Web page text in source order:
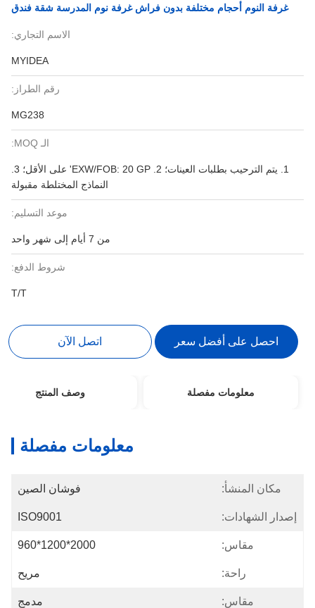
غرفة النوم أحجام مختلفة بدون فراش غرفة نوم المدرسة شقة فندق
الاسم التجاري:
MYIDEA
رقم الطراز:
MG238
الـ MOQ:
1. يتم الترحيب بطلبات العينات؛ 2. EXW/FOB: 20 ​​GP' على الأقل؛ 3.
النماذج المختلطة مقبولة
موعد التسليم:
من 7 أيام إلى شهر واحد
شروط الدفع:
T/T
احصل على أفضل سعر اتصل الآن
معلومات مفصلة وصف المنتج
معلومات مفصلة
مكان المنشأ: فوشان الصين
إصدار الشهادات: ISO9001
مقاس: 2000*1200*960
راحة: مريح
مقاس: مدمج